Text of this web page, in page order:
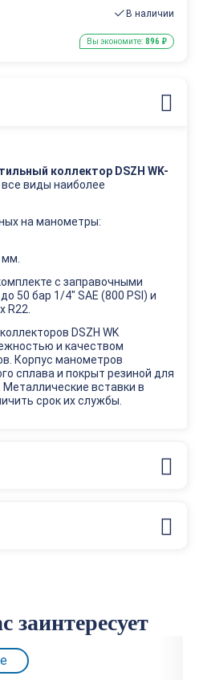
В наличии
Вы экономите: 896 ₽
коллектор DSZH WK-
виды наиболее
на манометры:
с заправочными
50 бар 1/4" SAE (800 PSI) и
R22.
DSZH WK
и качеством
Корпус манометров
сплава и покрыт резиной для
вставки в
срок их службы.
заинтересует